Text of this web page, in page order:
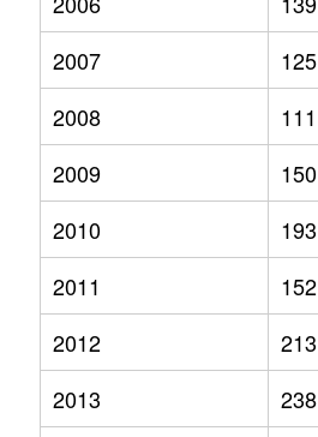
2007
125
2008
111
2009
150
2010
193
2011
152
2012
213
2013
238